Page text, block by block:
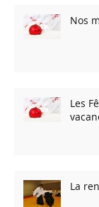
Nos
Les
La